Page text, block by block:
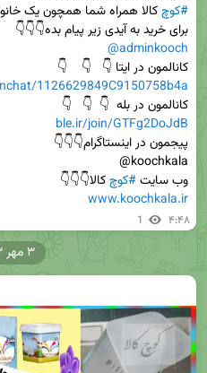
#کوچ
برای خرید به آیدی زیر پیام بده👇👇👇
@adminkooch
کانالمون در ایتا 👇   👇    👇
1126629849C9150758b4a
کانالمون در بله  👇  👇   👇
ble.ir/join/GTFg2DoJdB
وب سایت #کوچ کالا👇👇👇
www.koochkala.ir
1 ۴:۴۸
۳ مهر ۱۴۰۳